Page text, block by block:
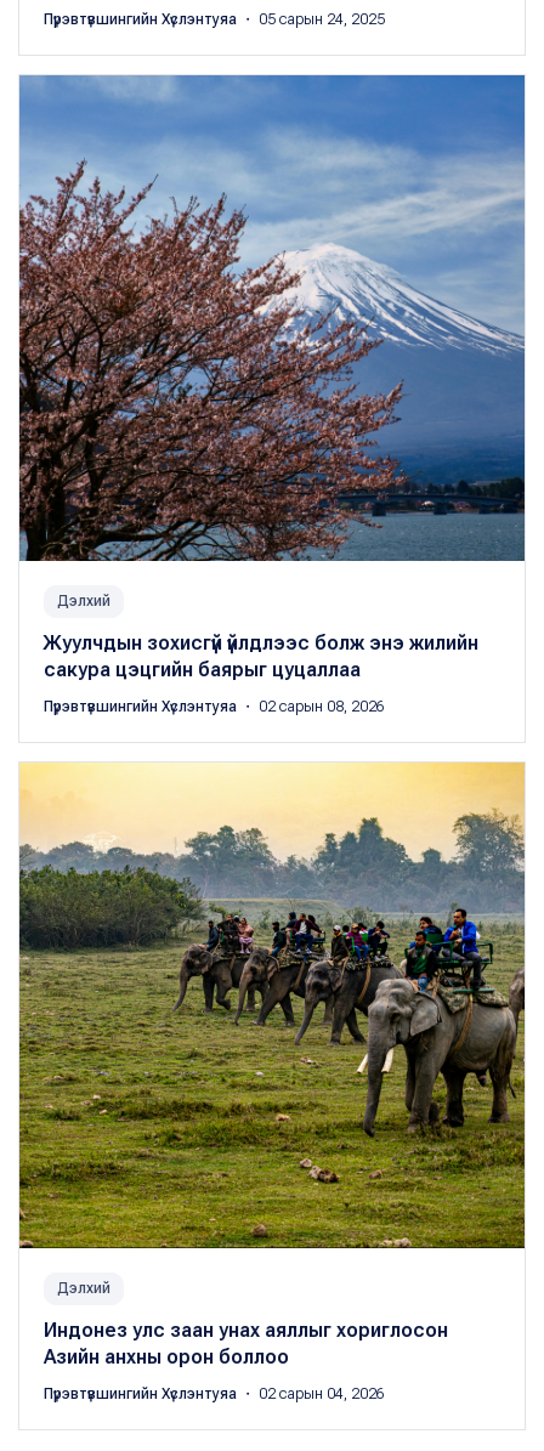
Пүрэвтүвшингийн Хүслэнтуяа ・ 05 сарын 24, 2025
Дэлхий
Жуулчдын зохисгүй үйлдлээс болж энэ жилийн
сакура цэцгийн баярыг цуцаллаа
Пүрэвтүвшингийн Хүслэнтуяа ・ 02 сарын 08, 2026
Дэлхий
Индонез улс заан унах аяллыг хориглосон
Азийн анхны орон боллоо
Пүрэвтүвшингийн Хүслэнтуяа ・ 02 сарын 04, 2026